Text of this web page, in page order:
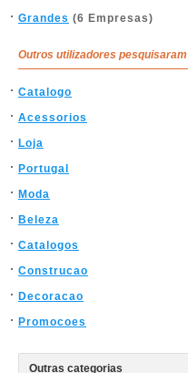
Grandes (6 Empresas)
Outros utilizadores pesquisaram
Catalogo
Acessorios
Loja
Portugal
Moda
Beleza
Catalogos
Construcao
Decoracao
Promocoes